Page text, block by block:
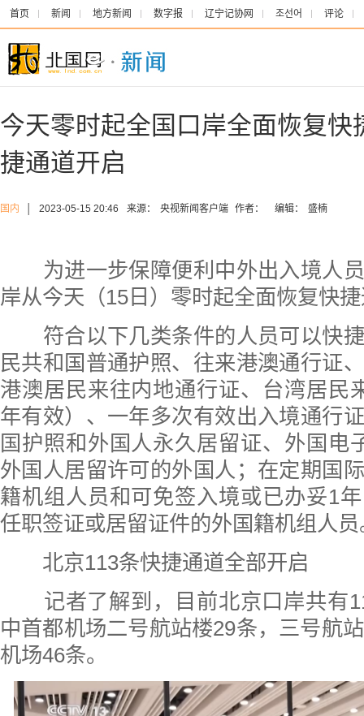
首页 新闻 地方新闻 数字报 辽宁记协网 조선어 评论
今天零时起全国口岸全面恢复快
捷通道开启
国内 2023-05-15 20:46 来源： 央视新闻客户端 作者： 编辑： 盛楠
为进一步保障便利中外出入境人员
岸从今天（15日）零时起全面恢复快
符合以下几类条件的人员可以快捷
民共和国普通护照、往来港澳通行证
港澳居民来往内地通行证、台湾居民
年有效）、一年多次有效出入境通行
国护照和外国人永久居留证、外国电
外国人居留许可的外国人；在定期国
籍机组人员和可免签入境或已办妥1
任职签证或居留证件的外国籍机组人员
北京113条快捷通道全部开启
记者了解到，目前北京口岸共有
中首都机场二号航站楼29条，三号航
机场46条。